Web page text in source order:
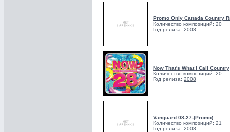
Promo Only Canada Country
Количество композиций: 20
Год релиза: 2008
Now That's What I Call Country
Количество композиций: 20
Год релиза: 2008
Vanguard 08-27-(Promo)
Количество композиций: 21
Год релиза: 2008